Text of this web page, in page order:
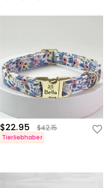
$22.95 $42.15
Tierliebhaber